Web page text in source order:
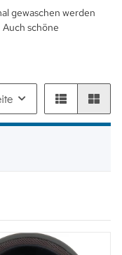
gewaschen werden
schöne